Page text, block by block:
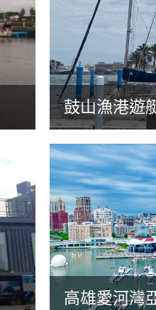
鼓山漁港遊
高雄愛河灣